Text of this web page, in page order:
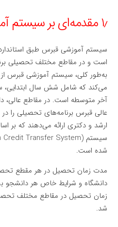
۱٫ مقدمه‌ای بر سیستم آموزشی قبرس
سیستم آموزشی قبرس طبق
است و در مقاطع مختلف تحصیلی
می‌کند که شامل شش سال
آخر متوسطه است. در مقاطع
عالی قبرس برنامه‌های تحصیلی را
ارشد و دکتری ارائه می‌دهند که بر
شده است.
مدت زمان تحصیل در هر مقطع
دانشگاه و شرایط خاص هر دانشجو
زمان تحصیل در مقاطع مختلف
شد.